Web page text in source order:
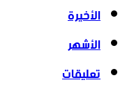
الأخيرة
الأشهر
تعليقات